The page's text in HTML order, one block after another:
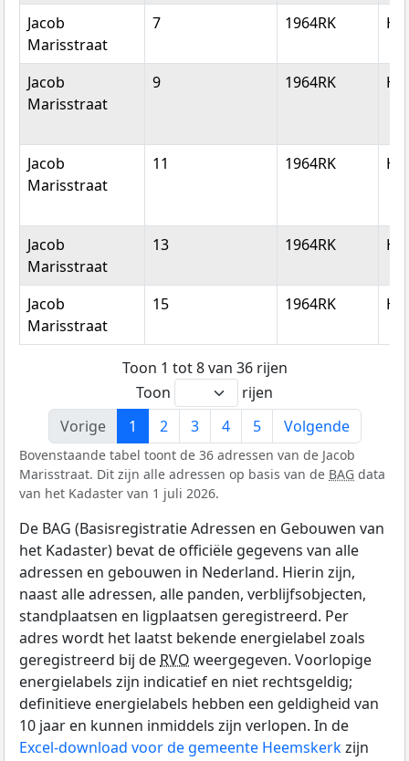
Jacob
Marisstraat
7 1964RK
Jacob
Marisstraat
9 1964RK
Jacob
Marisstraat
11 1964RK
Jacob
Marisstraat
13 1964RK
Jacob
Marisstraat
15 1964RK
Toon 1 tot 8 van 36 rijen
Toon
rijen
Vorige
1 2 3 4 5 Volgende
Bovenstaande tabel toont de 36 adressen van de Jacob
Marisstraat. Dit zijn alle adressen op basis van de BAG data
van het Kadaster van 1 juli 2026.
De BAG (Basisregistratie Adressen en Gebouwen van
het Kadaster) bevat de officiële gegevens van alle
adressen en gebouwen in Nederland. Hierin zijn,
naast alle adressen, alle panden, verblijfsobjecten,
standplaatsen en ligplaatsen geregistreerd. Per
adres wordt het laatst bekende energielabel zoals
geregistreerd bij de RVO weergegeven. Voorlopige
energielabels zijn indicatief en niet rechtsgeldig;
definitieve energielabels hebben een geldigheid van
10 jaar en kunnen inmiddels zijn verlopen. In de
Excel-download voor de gemeente Heemskerkzijn